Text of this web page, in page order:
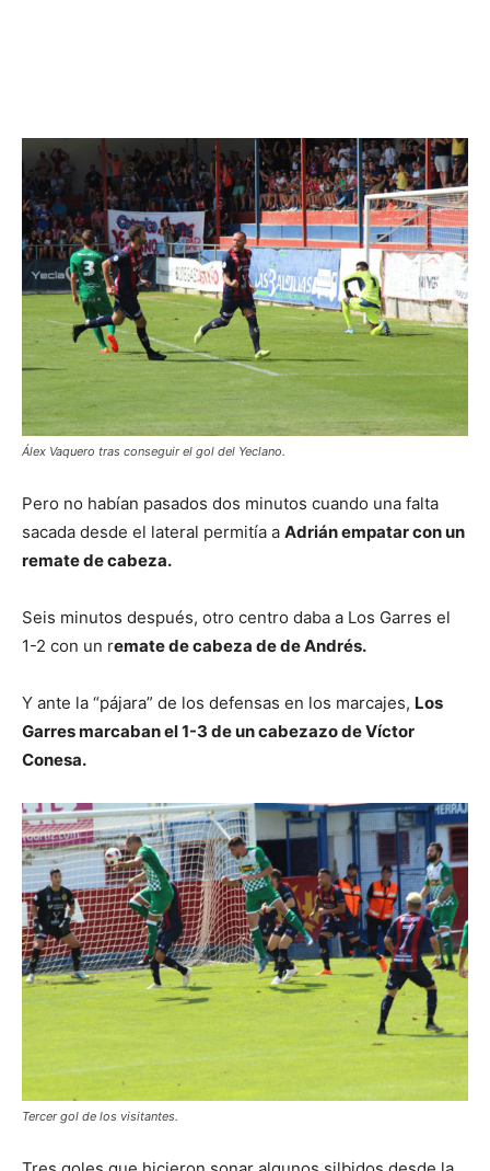
Álex Vaquero tras conseguir el gol del Yeclano.
Pero no habían pasados dos minutos cuando una falta
sacada desde el lateral permitía a Adrián empatar con un
remate de cabeza.
Seis minutos después, otro centro daba a Los Garres el
1-2 con un remate de cabeza de de Andrés.
Y ante la “pájara” de los defensas en los marcajes, Los
Garres marcaban el 1-3 de un cabezazo de Víctor
Conesa.
Tercer gol de los visitantes.